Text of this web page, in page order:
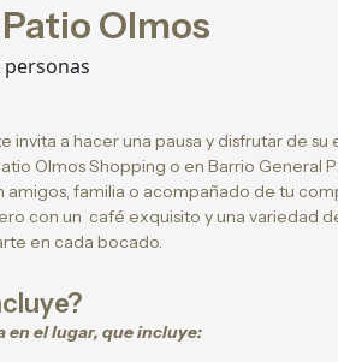
Olmos
personas
invita a hacer una pausa y disfrutar de su
Olmos Shopping o en Barrio General
amigos, familia o acompañado de tu
con un café exquisito y una variedad
en cada bocado.
en el lugar, que incluye: